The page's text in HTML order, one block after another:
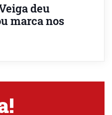
deu
marca nos